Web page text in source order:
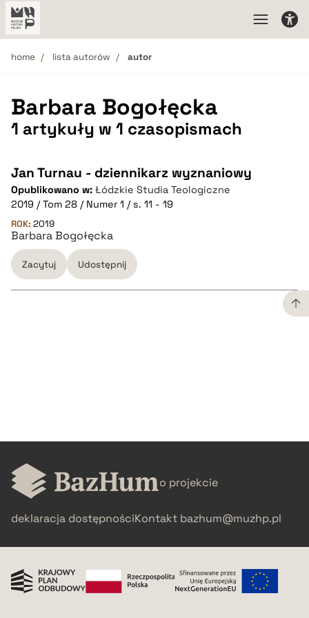
home lista autorów autor
Barbara Bogołęcka
1 artykuły w 1 czasopismach
Jan Turnau - dziennikarz wyznaniowy
Opublikowano w: Łódzkie Studia Teologiczne
2019 / Tom 28 / Numer 1 / s. 11 - 19
ROK: 2019
Barbara Bogołęcka
Zacytuj Udostępnij
o projekcie
deklaracja dostępnościKontakt bazhum@muzhp.pl